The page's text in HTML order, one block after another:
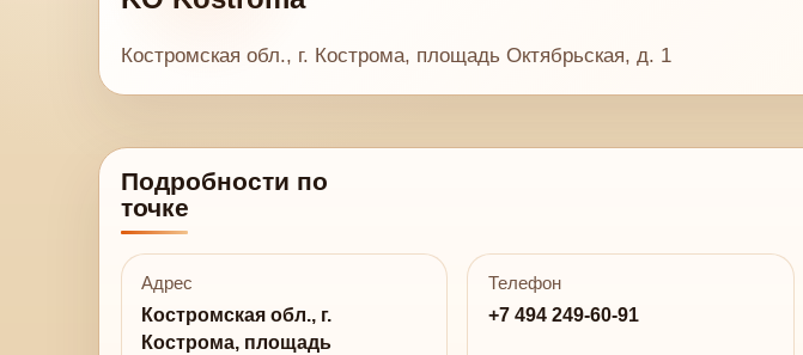
Костромская обл., г. Кострома, площадь Октябрьская, д. 1
Подробности по
точке
Адрес
Костромская обл., г.
Кострома, площадь
Телефон
+7 494 249-60-91